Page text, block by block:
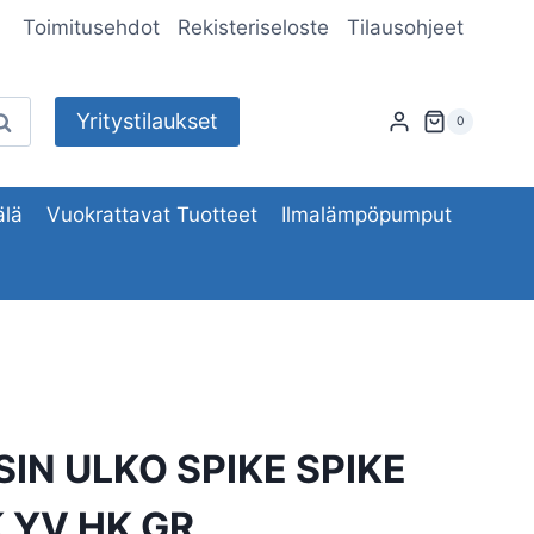
Toimitusehdot Rekisteriseloste Tilausohjeet
Yritystilaukset 0
Vuokrattavat Tuotteet Ilmalämpöpumput
ULKO SPIKE SPIKE